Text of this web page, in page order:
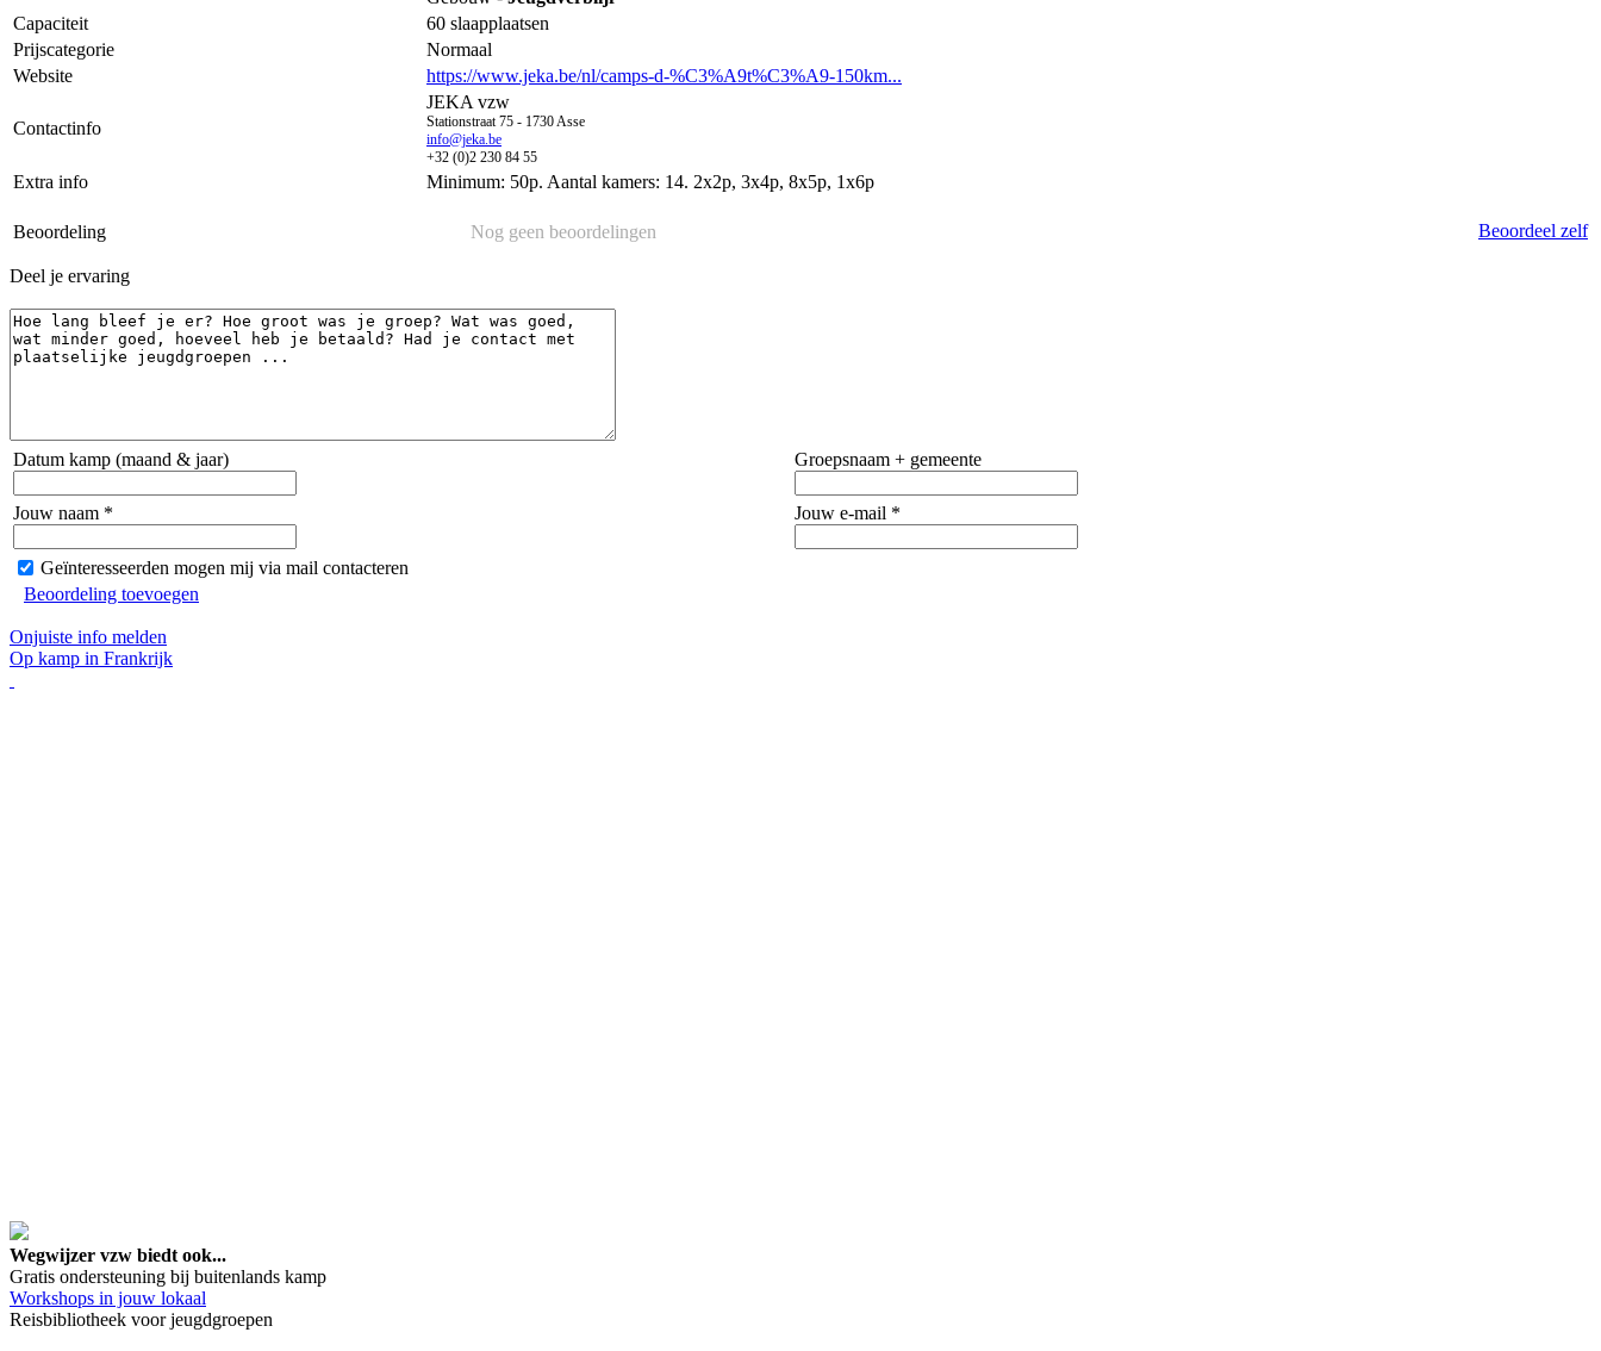
Capaciteit
60 slaapplaatsen
Prijscategorie
Normaal
Website
https://www.jeka.be/nl/camps-d-%C3%A9t%C3%A9-150km...
Contactinfo
JEKA vzw
Stationstraat 75 - 1730 Asse
info@jeka.be
+32 (0)2 230 84 55
Extra info Minimum: 50p. Aantal kamers: 14. 2x2p, 3x4p, 8x5p, 1x6p
Beoordeling Nog geen beoordelingen Beoordeel zelf
Deel je ervaring
Datum kamp (maand & jaar) Groepsnaam + gemeente
Jouw naam * Jouw e-mail *
Geïnteresseerden mogen mij via mail contacteren
Beoordeling toevoegen
Onjuiste info melden
Op kamp in Frankrijk
Wegwijzer vzw biedt ook...
Gratis ondersteuning bij buitenlands kamp
Workshops in jouw lokaal
Reisbibliotheek voor jeugdgroepen